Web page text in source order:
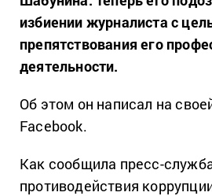
избиении журналиста с
препятствования его
деятельности.
Об этом он написал на
Facebook.
Как сообщила пресс-
противодействия